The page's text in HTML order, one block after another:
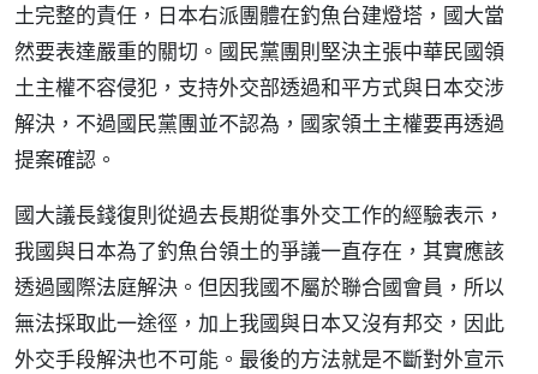
土完整的責任，日本右派團體在釣魚台建燈塔，國大當
然要表達嚴重的關切。國民黨團則堅決主張中華民國領
土主權不容侵犯，支持外交部透過和平方式與日本交涉
解決，不過國民黨團並不認為，國家領土主權要再透過
提案確認。
國大議長錢復則從過去長期從事外交工作的經驗表示，
我國與日本為了釣魚台領土的爭議一直存在，其實應該
透過國際法庭解決。但因我國不屬於聯合國會員，所以
無法採取此一途徑，加上我國與日本又沒有邦交，因此
外交手段解決也不可能。最後的方法就是不斷對外宣示